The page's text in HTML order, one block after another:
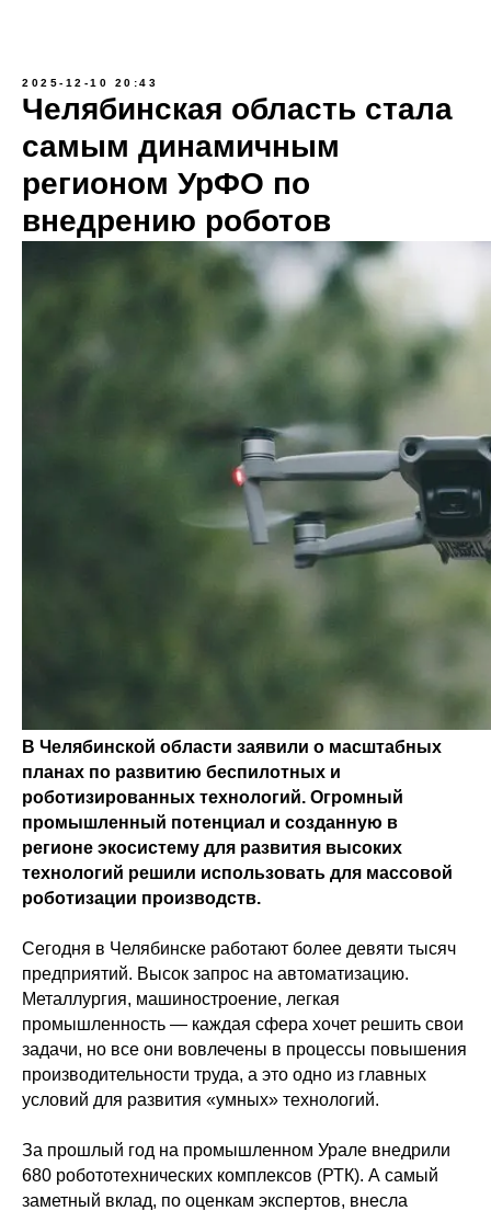
2025-12-10 20:43
Челябинская область стала
самым динамичным
регионом УрФО по
внедрению роботов
В Челябинской области заявили о масштабных
планах по развитию беспилотных и
роботизированных технологий. Огромный
промышленный потенциал и созданную в
регионе экосистему для развития высоких
технологий решили использовать для массовой
роботизации производств.
Сегодня в Челябинске работают более девяти тысяч
предприятий. Высок запрос на автоматизацию.
Металлургия, машиностроение, легкая
промышленность — каждая сфера хочет решить свои
задачи, но все они вовлечены в процессы повышения
производительности труда, а это одно из главных
условий для развития «умных» технологий.
За прошлый год на промышленном Урале внедрили
680 робототехнических комплексов (РТК). А самый
заметный вклад, по оценкам экспертов, внесла